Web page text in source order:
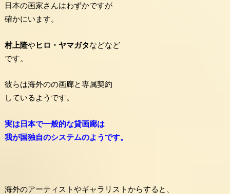
日本の画家さんはわずかですが
確かにいます。
村上隆やヒロ・ヤマガタなどなど
です。
彼らは海外のの画廊と専属契約
しているようです。
実は日本で一般的な貸画廊は
我が国独自のシステムのようです。
海外のアーティストやギャラリストからすると、